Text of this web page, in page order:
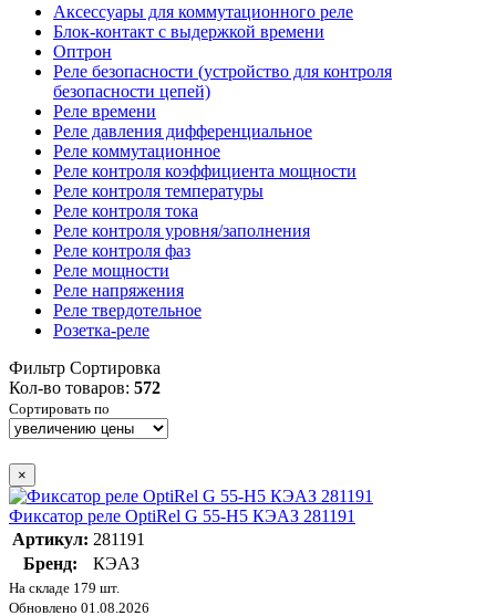
Аксессуары для коммутационного реле
Блок-контакт с выдержкой времени
Оптрон
Реле безопасности (устройство для контроля
безопасности цепей)
Реле времени
Реле давления дифференциальное
Реле коммутационное
Реле контроля коэффициента мощности
Реле контроля температуры
Реле контроля тока
Реле контроля уровня/заполнения
Реле контроля фаз
Реле мощности
Реле напряжения
Реле твердотельное
Розетка-реле
Фильтр Сортировка
Кол-во товаров: 572
Сортировать по
×
Фиксатор реле OptiRel G 55-H5 КЭАЗ 281191
Артикул: 281191
Бренд:
КЭАЗ
На складе 179 шт.
Обновлено 01.08.2026